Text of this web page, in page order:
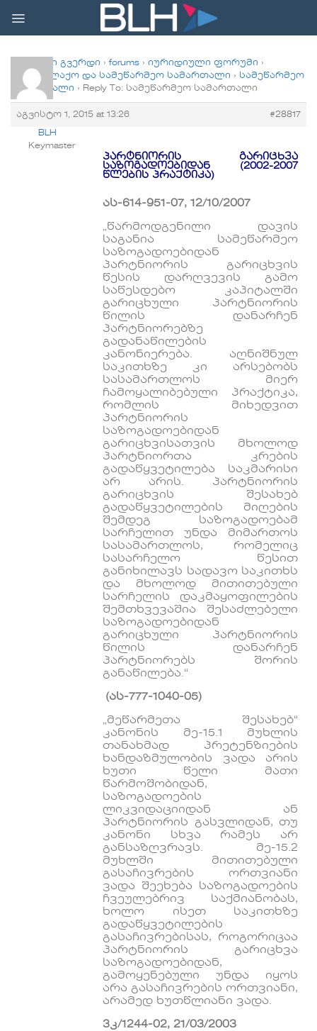
content
მთავარი გვერდი › forums › იურიდიული ფორუმი ›
სამოქალაქო და სამეწარმეო სამართალი › სამეწარმეო
სამართალი › Reply To: სამეწარმეო სამართალი
აგვისტო 1, 2015 at 13:26 #28817
BLH
Keymaster
პარტნიორის გარიცხვა
საზოგადოებიდან (2002-2007
წლების პრაქტიკა)
ას-614-951-07, 12/10/2007
„წარმოდგენილი დავის
საგანია სამეწარმეო
საზოგადოებიდან
პარტნიორის გარიცხვის
წესის დარღვევის გამო
საწესდებო კაპიტალში
გარიცხული პარტნიორის
წილის დანარჩენ
პარტნიორებზე
გადანაწილების
კანონიერება. აღნიშნულ
საკითხზე კი არსებობს
სასამართლოს მიერ
ჩამოყალიბებული პრაქტიკა,
რომლის მიხედვით
პარტნიორის
საზოგადოებიდან
გარიცხვისათვის მხოლოდ
პარტნიორთა კრების
გადაწყვეტილება საკმარისი
არ არის. პარტნიორის
გარიცხვის შესახებ
გადაწყვეტილების მიღების
შემდეგ საზოგადოებამ
სარჩელით უნდა მიმართოს
სასამართლოს, რომელიც
სასარჩელო წესით
განიხილავს სადავო საკითხს
და მხოლოდ მითითებული
სარჩელის დაკმაყოფილების
შემთხვევაშია შესაძლებელი
საზოგადოებიდან
გარიცხული პარტნიორის
წილის დანარჩენ
პარტნიორებს შორის
განაწილება.“
(ას-777-1040-05)
„მეწარმეთა შესახებ“
კანონის მე-15.1 მუხლის
თანახმად პრეტენზიების
ხანდაზმულობის ვადა არის
ხუთი წელი მათი
წარმოშობიდან,
საზოგადოების
ლიკვიდაციიდან ან
პარტნიორის გასვლიდან, თუ
კანონი სხვა რამეს არ
განსაზღვრავს. მე-15.2
მუხლში მითითებული
გასაჩივრების ორთვიანი
ვადა შეეხება საზოგადოების
ჩვეულებრივ საქმიანობას,
ხოლო ისეთ საკითხზე
გადაწყვეტილების
გასაჩივრებისას, როგორიცაა
პარტნიორის გარიცხვა
საზოგადოებიდან,
გამოყენებული უნდა იყოს
არა გასაჩივრების ორთვიანი,
არამედ ხუთწლიანი ვადა.
3კ/1244-02, 21/03/2003